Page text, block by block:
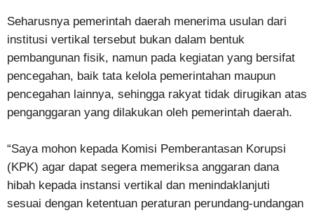
Seharusnya pemerintah daerah menerima usulan dari
institusi vertikal tersebut bukan dalam bentuk
pembangunan fisik, namun pada kegiatan yang bersifat
pencegahan, baik tata kelola pemerintahan maupun
pencegahan lainnya, sehingga rakyat tidak dirugikan atas
penganggaran yang dilakukan oleh pemerintah daerah.
“Saya mohon kepada Komisi Pemberantasan Korupsi
(KPK) agar dapat segera memeriksa anggaran dana
hibah kepada instansi vertikal dan menindaklanjuti
sesuai dengan ketentuan peraturan perundang-undangan